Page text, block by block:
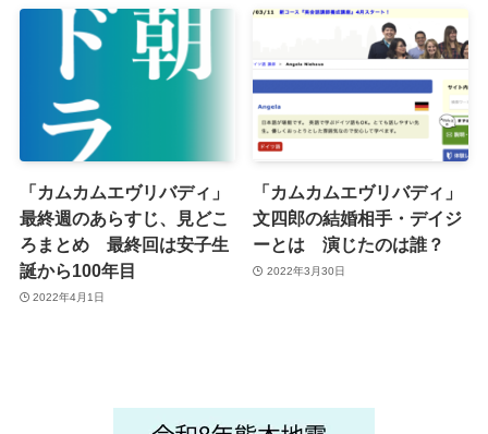
「カムカムエヴリバディ」
最終週のあらすじ、見どこ
ろまとめ 最終回は安子生
誕から100年目
2022年4月1日
「カムカムエヴリバディ」
文四郎の結婚相手・デイジ
ーとは 演じたのは誰？
2022年3月30日